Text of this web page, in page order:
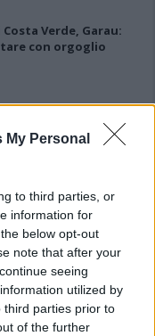
My Personal
to third parties, or
information for
below opt-out
note that after your
seeing
utilized by
third parties prior to
of the further
Verde, Garau:
con orgoglio